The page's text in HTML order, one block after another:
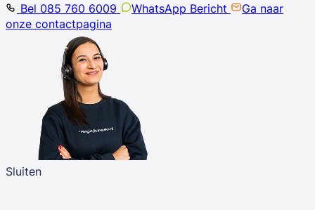
Bel 085 760 6009
WhatsApp Bericht
Ga naar
onze contactpagina
Sluiten